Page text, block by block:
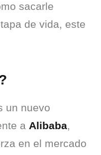
sacarle
de vida, este
un nuevo
a Alibaba,
en el mercado